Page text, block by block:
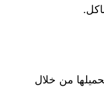
من خلال